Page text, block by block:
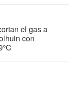
el gas a
con